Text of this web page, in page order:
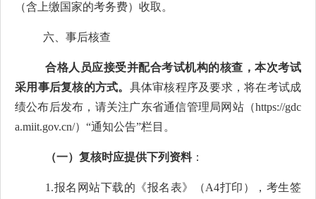
（含上缴国家的考务费）收取。
六、 事后核查
合格人员应接受并配合考试机构的核查，本次考试
采用 事后复核的方式。 具体审核程序及要求，将在考试成
绩公布后发布，请关注广东省通信管理局网站（https://gdc
a.miit.gov.cn/） “通知公告”栏目。
（一）复核时应提供下列资料：
1.报名网站下载的《报名表》（A4打印），考生签